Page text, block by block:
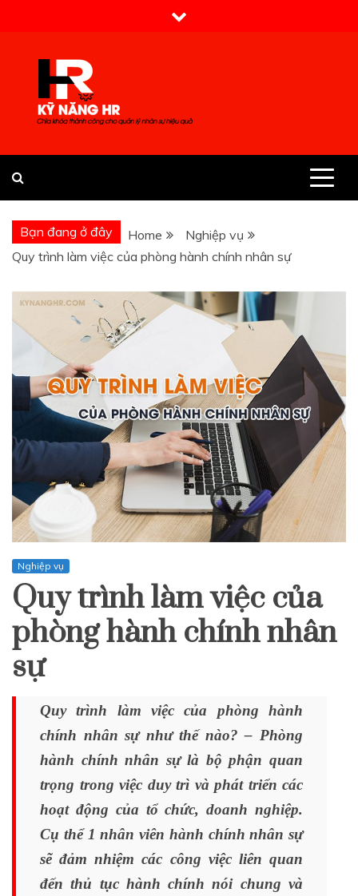
Kỹ Năng HR
Bạn đang ở đây Home
Nghiệp vụ
Quy trình làm việc của phòng hành chính nhân sự
Nghiệp vụ
Quy trình làm việc của
phòng hành chính nhân
sự
Quy trình làm việc của phòng hành
chính nhân sự như thế nào? – Phòng
hành chính nhân sự là bộ phận quan
trọng trong việc duy trì và phát triển các
hoạt động của tổ chức, doanh nghiệp.
Cụ thể 1 nhân viên hành chính nhân sự
sẽ đảm nhiệm các công việc liên quan
đến thủ tục hành chính nói chung và